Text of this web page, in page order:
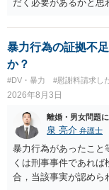
す。 ④性交類似行為を
あれば，本人（行政書
り変わらないように
もよいように思います
しかなくなるようにも
談して進めることを検
だく必要があるかと思
暴力行為の証拠不
か？
#DV・暴力 #慰謝料請求し
2026年8月3日
離婚・男女問題
泉 亮介 弁護士
暴力行為があったこと
くは刑事事件であれ
合，当該事実が認めら